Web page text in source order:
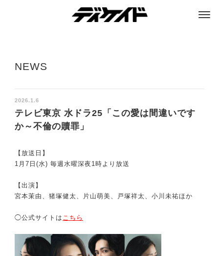
NEWS
2026.1.6
テレビ東京 水ドラ25「この愛は間違いです
か～不倫の贖罪」
【放送日】
1月7日(水) 毎週水曜深夜1時より放送
【出演】
宮本茉由、猪塚健太、片山萌美、戸塚祥太、小川未祐ほか
◯公式サイトは こちら